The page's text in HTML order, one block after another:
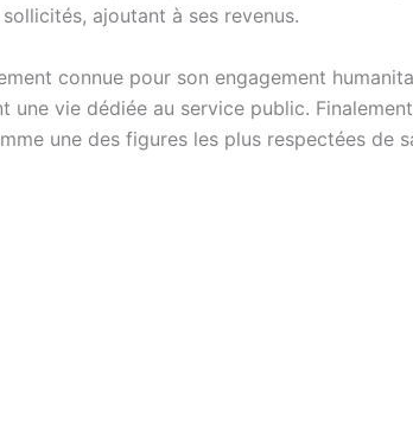
ajoutant à ses revenus.
connue pour son engagement
vie dédiée au service public.
une des figures les plus respectées de